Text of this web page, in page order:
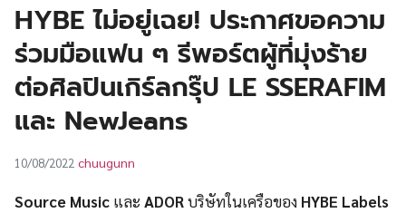
HYBE ไม่อยู่เฉย! ประกาศขอความ
ร่วมมือแฟน ๆ รีพอร์ตผู้ที่มุ่งร้าย
ต่อศิลปินเกิร์ลกรุ๊ป LE SSERAFIM
และ NewJeans
10/08/2022 chuugunn
Source Music และ ADORบริษัทในเครือของ HYBE Labels